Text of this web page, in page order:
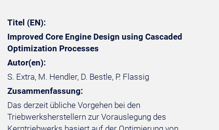
Titel (EN):
Improved Core Engine Design using Cascaded
Optimization Processes
Autor(en):
S. Extra, M. Hendler, D. Bestle, P. Flassig
Zusammenfassung:
Das derzeit übliche Vorgehen bei den
Triebwerksherstellern zur Vorauslegung des